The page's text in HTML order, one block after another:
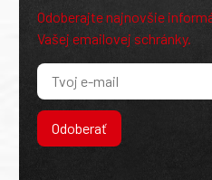
Odoberajte najnovšie
Vašej emailovej schránky.
Odoberať